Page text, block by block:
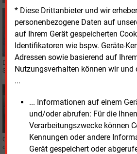
* Diese Drittanbieter und wir
personenbezogene Daten auf
auf Ihrem Gerät gespeicherten
Identifikatoren wie bspw. Geräte-
Adressen sowie basierend auf
Nutzungsverhalten können wir und
...
... Informationen auf einem
und/oder abrufen: Für die
Verarbeitungszwecke können
Kennungen oder andere
Gerät gespeichert oder
PERSONALIE
Solar-Verband mit neuer
Die Statkraft-Managerin Barbara Flesche führt
Solarpower Europe.
SMART METER
Bundesweite Rollout-Quote
Prozent
Öffentliche Daten der Bundesnetzagentur und
den Stand des Rollouts intelligenter